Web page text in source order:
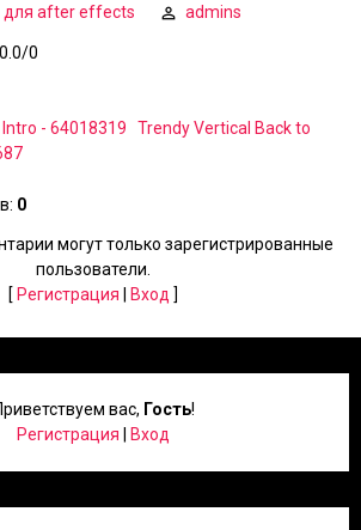
для after effects admins
0.0/0
- 64018319
Trendy Vertical Back to
: 0
могут только зарегистрированные
пользователи.
[ Регистрация Вход ]
вас, Гость!
Регистрация
Вход